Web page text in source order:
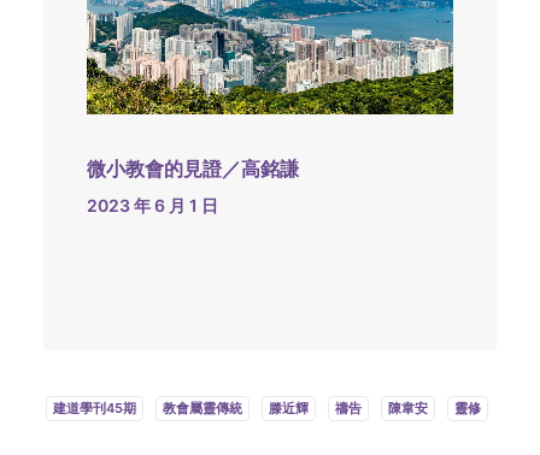
微小教會的見證／高銘謙
2023 年 6 月 1 日
建道學刊45期 教會屬靈傳統 滕近輝 禱告 陳韋安 靈修